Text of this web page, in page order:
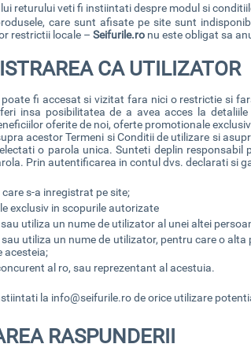
returului veti fi instiintati despre modul si
care sunt afisate pe site sunt
restrictii locale –Seifurile.ro nu este obligat sa
CA UTILIZATOR
poate fi accesat si vizitat fara nici o restrictie si
insa posibilitatea de a avea acces la
oferite de noi, oferte promotionale
acestor Termeni si Conditii de utilizare si
o parola unica. Sunteti deplin
Prin autentificarea in contul dvs. declarati si
s-a inregistrat pe site;
exclusiv in scopurile autorizate
utiliza un nume de utilizator al unei altei
utiliza un nume de utilizator, pentru care o
acesteia;
al ro, sau reprezentant al acestuia.
la info@seifurile.rode orice utilizare
RASPUNDERII